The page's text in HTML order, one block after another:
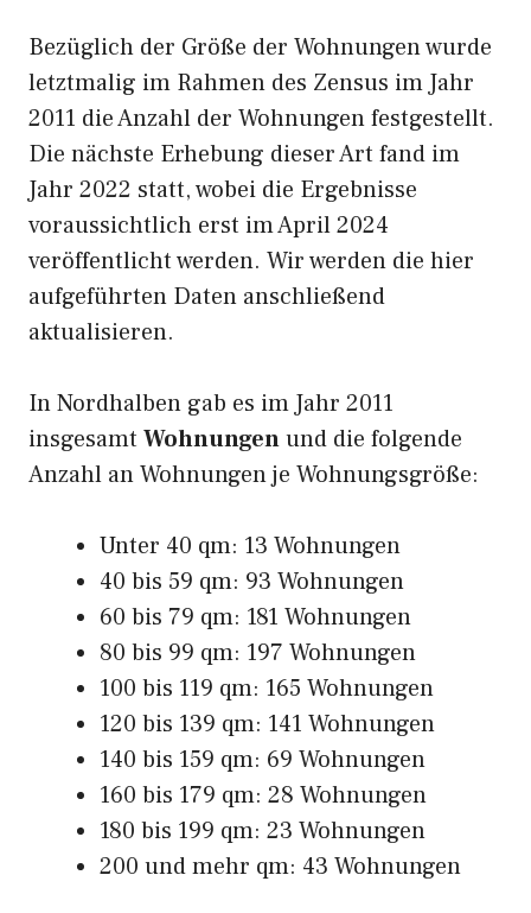
Bezüglich der Größe der Wohnungen wurde
letztmalig im Rahmen des Zensus im Jahr
2011 die Anzahl der Wohnungen festgestellt.
Die nächste Erhebung dieser Art fand im
Jahr 2022 statt, wobei die Ergebnisse
voraussichtlich erst im April 2024
veröffentlicht werden. Wir werden die hier
aufgeführten Daten anschließend
aktualisieren.
In Nordhalben gab es im Jahr 2011
insgesamt Wohnungenund die folgende
Anzahl an Wohnungen je Wohnungsgröße:
Unter 40 qm: 13 Wohnungen
40 bis 59 qm: 93 Wohnungen
60 bis 79 qm: 181 Wohnungen
80 bis 99 qm: 197 Wohnungen
100 bis 119 qm: 165 Wohnungen
120 bis 139 qm: 141 Wohnungen
140 bis 159 qm: 69 Wohnungen
160 bis 179 qm: 28 Wohnungen
180 bis 199 qm: 23 Wohnungen
200 und mehr qm: 43 Wohnungen